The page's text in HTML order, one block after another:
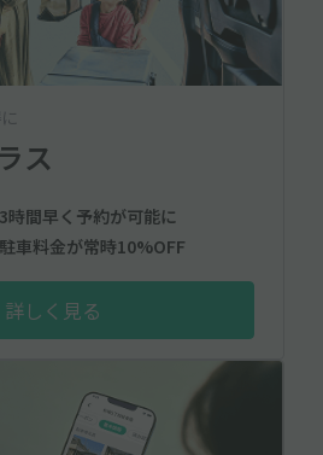
ス
時間早く予約が可能に
車料金が常時10%OFF
詳しく見る